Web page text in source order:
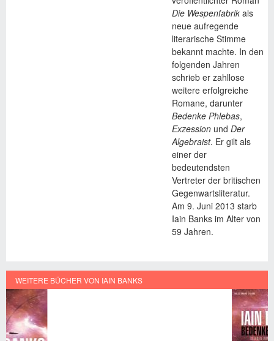
Die Wespenfabrikals
neue aufregende
literarische Stimme
bekannt machte. In den
folgenden Jahren
schrieb er zahllose
weitere erfolgreiche
Romane, darunter
Bedenke Phlebas,
Exzession und Der
Algebraist. Er gilt als
einer der
bedeutendsten
Vertreter der britischen
Gegenwartsliteratur.
Am 9. Juni 2013 starb
Iain Banks im Alter von
59 Jahren.
WEITERE BÜCHER VON IAIN BANKS